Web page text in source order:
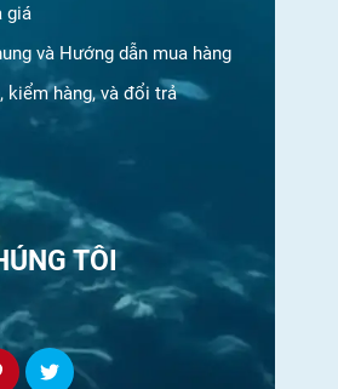
giá
và Hướng dẫn mua hàng
kiểm hàng, và đổi trả
TÔI